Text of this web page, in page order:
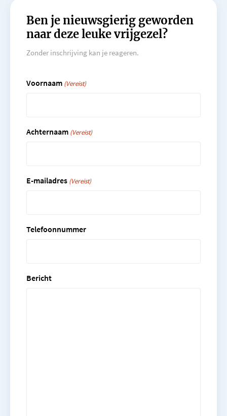
Ben je nieuwsgierig geworden
naar deze leuke vrijgezel?
Zonder inschrijving kan je reageren.
Voornaam (Vereist)
Achternaam (Vereist)
E-mailadres (Vereist)
Telefoonnummer
Bericht